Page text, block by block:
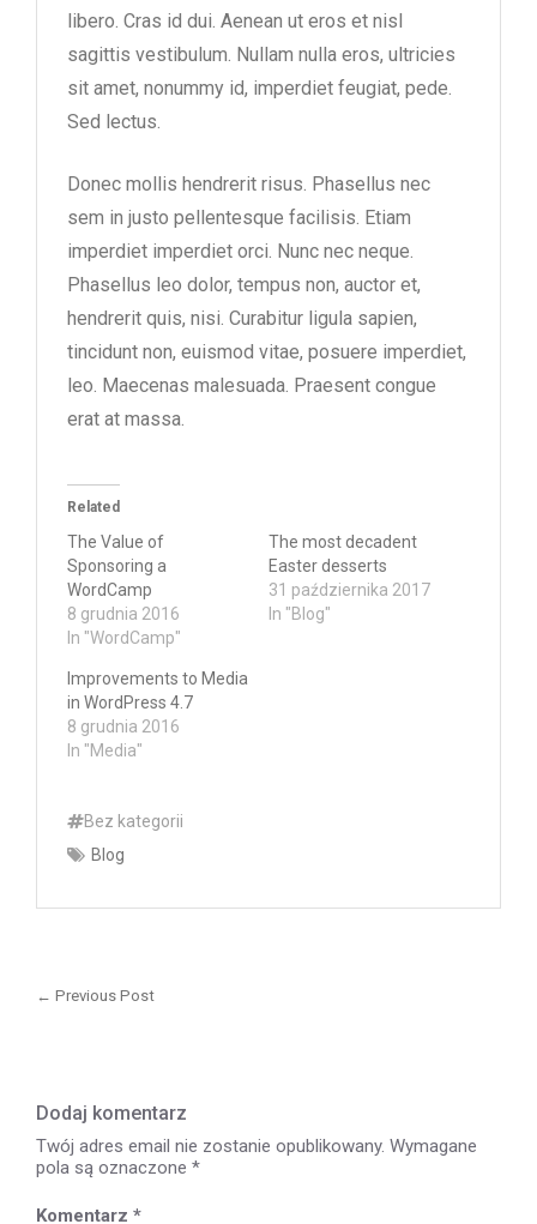
libero. Cras id dui. Aenean ut eros et nisl
sagittis vestibulum. Nullam nulla eros, ultricies
sit amet, nonummy id, imperdiet feugiat, pede.
Sed lectus.
Donec mollis hendrerit risus. Phasellus nec
sem in justo pellentesque facilisis. Etiam
imperdiet imperdiet orci. Nunc nec neque.
Phasellus leo dolor, tempus non, auctor et,
hendrerit quis, nisi. Curabitur ligula sapien,
tincidunt non, euismod vitae, posuere imperdiet,
leo. Maecenas malesuada. Praesent congue
erat at massa.
Related
The Value of
Sponsoring a
WordCamp
8 grudnia 2016
In "WordCamp"
The most decadent
Easter desserts
31 października 2017
In "Blog"
Improvements to Media
in WordPress 4.7
8 grudnia 2016
In "Media"
Bez kategorii
Blog
wpisu
← Previous Post
Dodaj komentarz
Twój adres email nie zostanie opublikowany. Wymagane
pola są oznaczone *
Komentarz *